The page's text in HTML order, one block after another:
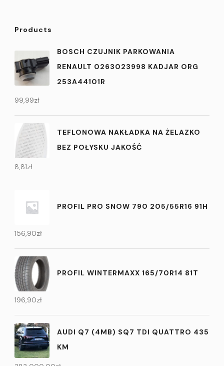
Products
BOSCH CZUJNIK PARKOWANIA
RENAULT 0263023998 KADJAR ORG
253A44101R
99,99zł
TEFLONOWA NAKŁADKA NA ŻELAZKO
BEZ POŁYSKU JAKOŚĆ
8,81zł
PROFIL PRO SNOW 790 205/55R16 91H
156,90zł
PROFIL WINTERMAXX 165/70R14 81T
196,90zł
AUDI Q7 (4MB) SQ7 TDI QUATTRO 435
KM